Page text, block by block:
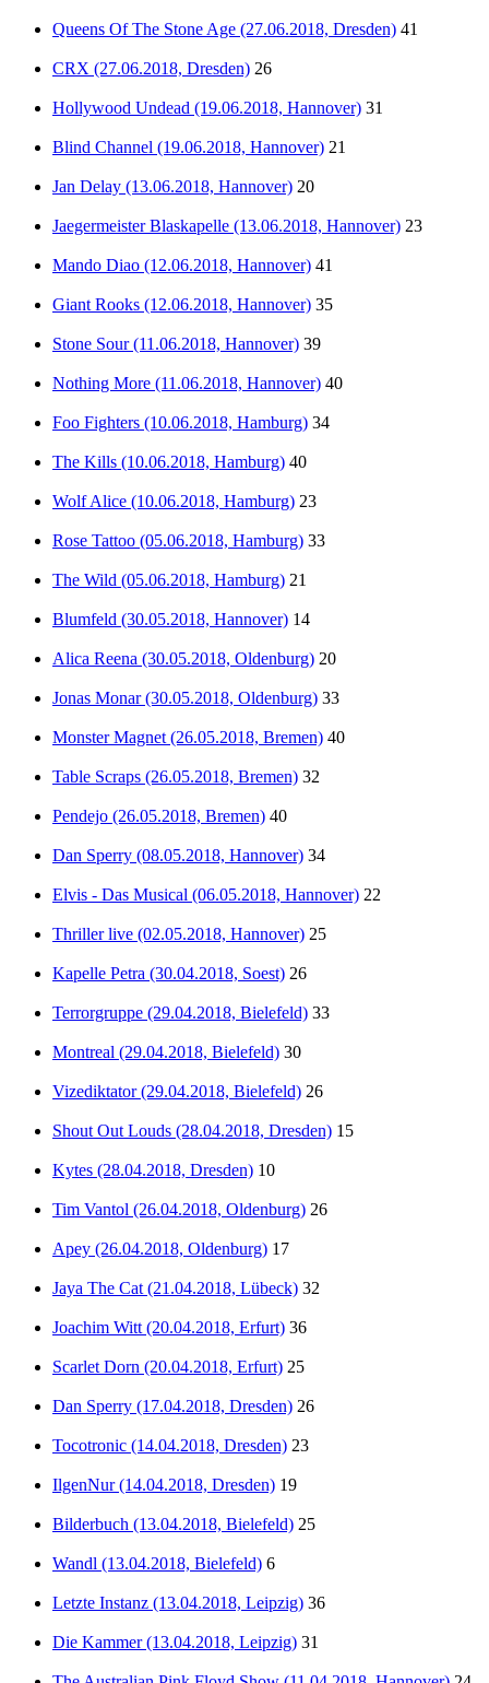
Queens Of The Stone Age (27.06.2018, Dresden) 41
CRX (27.06.2018, Dresden) 26
Hollywood Undead (19.06.2018, Hannover) 31
Blind Channel (19.06.2018, Hannover) 21
Jan Delay (13.06.2018, Hannover) 20
Jaegermeister Blaskapelle (13.06.2018, Hannover) 23
Mando Diao (12.06.2018, Hannover) 41
Giant Rooks (12.06.2018, Hannover) 35
Stone Sour (11.06.2018, Hannover) 39
Nothing More (11.06.2018, Hannover) 40
Foo Fighters (10.06.2018, Hamburg) 34
The Kills (10.06.2018, Hamburg) 40
Wolf Alice (10.06.2018, Hamburg) 23
Rose Tattoo (05.06.2018, Hamburg) 33
The Wild (05.06.2018, Hamburg) 21
Blumfeld (30.05.2018, Hannover) 14
Alica Reena (30.05.2018, Oldenburg) 20
Jonas Monar (30.05.2018, Oldenburg) 33
Monster Magnet (26.05.2018, Bremen) 40
Table Scraps (26.05.2018, Bremen) 32
Pendejo (26.05.2018, Bremen) 40
Dan Sperry (08.05.2018, Hannover) 34
Elvis - Das Musical (06.05.2018, Hannover) 22
Thriller live (02.05.2018, Hannover) 25
Kapelle Petra (30.04.2018, Soest) 26
Terrorgruppe (29.04.2018, Bielefeld) 33
Montreal (29.04.2018, Bielefeld) 30
Vizediktator (29.04.2018, Bielefeld) 26
Shout Out Louds (28.04.2018, Dresden) 15
Kytes (28.04.2018, Dresden) 10
Tim Vantol (26.04.2018, Oldenburg) 26
Apey (26.04.2018, Oldenburg) 17
Jaya The Cat (21.04.2018, Lübeck) 32
Joachim Witt (20.04.2018, Erfurt) 36
Scarlet Dorn (20.04.2018, Erfurt) 25
Dan Sperry (17.04.2018, Dresden) 26
Tocotronic (14.04.2018, Dresden) 23
IlgenNur (14.04.2018, Dresden) 19
Bilderbuch (13.04.2018, Bielefeld) 25
Wandl (13.04.2018, Bielefeld) 6
Letzte Instanz (13.04.2018, Leipzig) 36
Die Kammer (13.04.2018, Leipzig) 31